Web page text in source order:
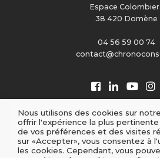
Espace
38 420 Domène
04 56 59 00 74
Nous utilisons des cookies sur
offrir l'expérience la plus pertinente
de vos préférences et des visites
sur «Accepter», vous consentez à
les cookies. Cependant, vous